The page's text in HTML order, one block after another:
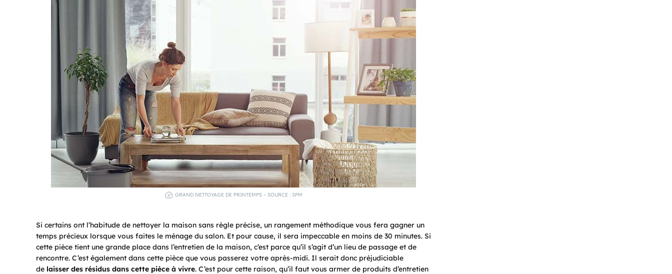
GRAND NETTOYAGE DE PRINTEMPS – SOURCE : SPM
Si certains ont l’habitude de nettoyer la maison sans règle précise, un rangement méthodique vous fera gagner un
temps précieux lorsque vous faites le ménage du salon. Et pour cause, il sera impeccable en moins de 30 minutes. Si
cette pièce tient une grande place dans l’entretien de la maison, c’est parce qu’il s’agit d’un lieu de passage et de
rencontre. C’est également dans cette pièce que vous passerez votre après-midi. Il serait donc préjudiciable
de laisser des résidus dans cette pièce à vivre. C’est pour cette raison, qu’il faut vous armer de produits d’entretien